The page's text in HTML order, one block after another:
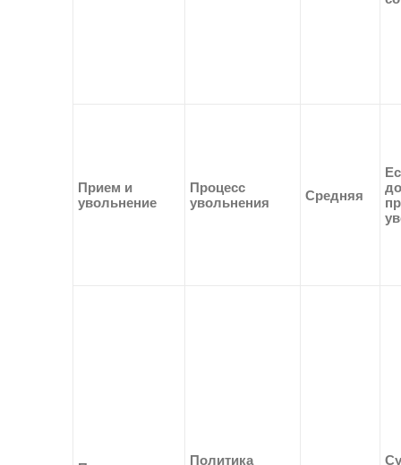
Прием и
увольнение
Процесс
увольнения
Средняя
Политика